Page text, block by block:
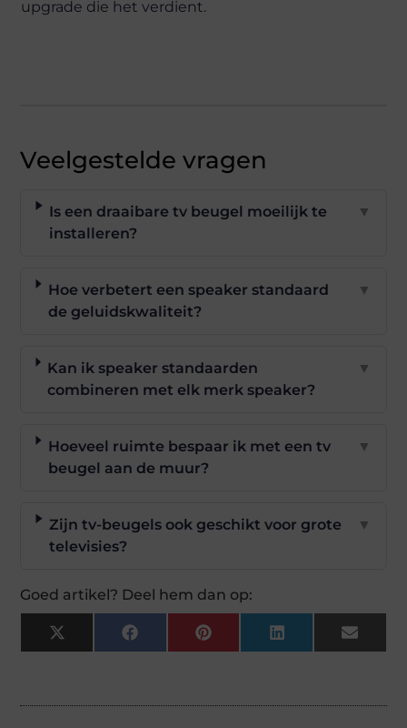
upgrade die het verdient.
Veelgestelde vragen
Is een draaibare tv beugel moeilijk te
installeren?
▼
Hoe verbetert een speaker standaard
de geluidskwaliteit?
▼
Kan ik speaker standaarden
combineren met elk merk speaker?
▼
Hoeveel ruimte bespaar ik met een tv
beugel aan de muur?
▼
Zijn tv-beugels ook geschikt voor grote
televisies?
▼
Goed artikel? Deel hem dan op:
X
(Twitter)
FacebookPinterestLinkedIn Email